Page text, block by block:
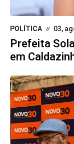
POLÍTICA 03,
Prefeita
em